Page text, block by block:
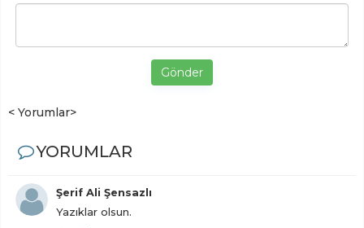
Gönder
< Yorumlar>
YORUMLAR
Şerif Ali Şensazlı
Yazıklar olsun.